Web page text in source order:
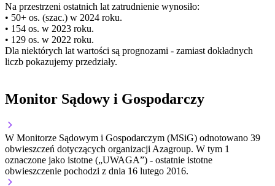
Na przestrzeni ostatnich lat zatrudnienie wynosiło:
• 50+ os. (szac.) w 2024 roku.
• 154 os. w 2023 roku.
• 129 os. w 2022 roku.
Dla niektórych lat wartości są prognozami - zamiast dokładnych
liczb pokazujemy przedziały.
Monitor Sądowy i Gospodarczy
W Monitorze Sądowym i Gospodarczym (MSiG) odnotowano 39
obwieszczeń dotyczących organizacji Azagroup. W tym 1
oznaczone jako istotne („UWAGA”) - ostatnie istotne
obwieszczenie pochodzi z dnia 16 lutego 2016.